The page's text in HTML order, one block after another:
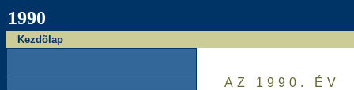
1990
Kezdõlap
AZ 1990. ÉV